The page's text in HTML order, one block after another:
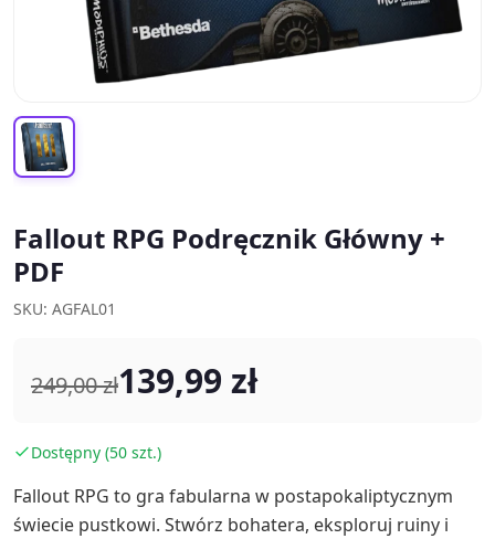
Fallout RPG Podręcznik Główny +
PDF
SKU: AGFAL01
249,00 zł139,99 zł
Dostępny (50 szt.)
Fallout RPG to gra fabularna w postapokaliptycznym
świecie pustkowi. Stwórz bohatera, eksploruj ruiny i